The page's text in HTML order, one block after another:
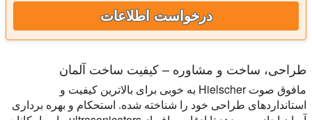
درخواست اطلاعات
طراحی، ساخت و مشاوره – کیفیت ساخت آلمان
مافوق صوت Hielscher به خوبی برای بالاترین کیفیت و
استانداردهای طراحی خود را شناخته شده. استحکام و بهره برداری